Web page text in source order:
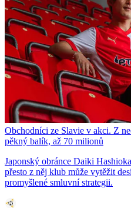
Obchodníci ze Slavie v akci. Z
pěkný balík, až 70 milionů
Japonský obránce Daiki
přesto z něj klub může vytěžit
promyšlené smluvní strategii.